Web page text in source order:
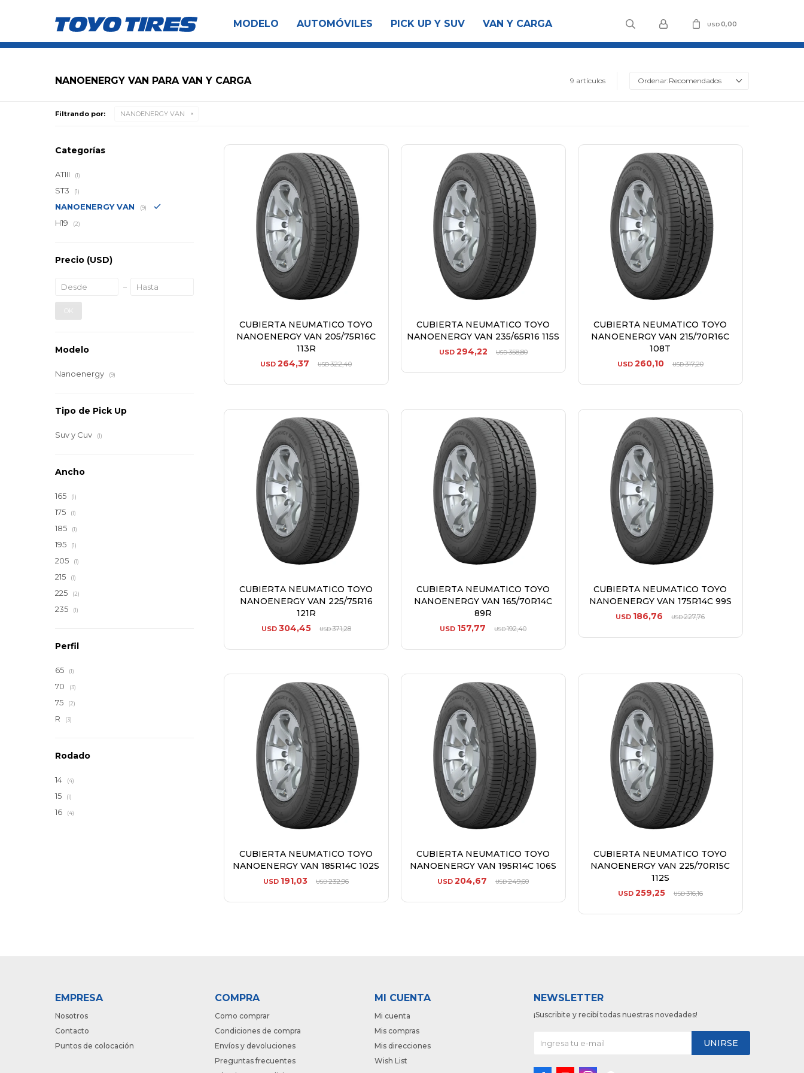
MODELO AUTOMÓVILES PICK UP Y SUV VAN Y CARGA USD0,00
NANOENERGY VAN PARA VAN Y CARGA 9 artículos Recomendados
Filtrando por: NANOENERGY VAN
CUBIERTA NEUMATICO TOYO
NANOENERGY VAN 205/75R16C
113R
USD 264,37 USD322,40
CUBIERTA NEUMATICO TOYO
NANOENERGY VAN 235/65R16 115S
USD 294,22 USD358,80
CUBIERTA NEUMATICO TOYO
NANOENERGY VAN 215/70R16C
108T
USD 260,10 USD317,20
CUBIERTA NEUMATICO TOYO
NANOENERGY VAN 225/75R16
121R
USD 304,45 USD371,28
CUBIERTA NEUMATICO TOYO
NANOENERGY VAN 165/70R14C
89R
USD 157,77 USD192,40
CUBIERTA NEUMATICO TOYO
NANOENERGY VAN 175R14C 99S
USD 186,76 USD227,76
CUBIERTA NEUMATICO TOYO
NANOENERGY VAN 185R14C 102S
USD 191,03 USD232,96
CUBIERTA NEUMATICO TOYO
NANOENERGY VAN 195R14C 106S
USD 204,67 USD249,60
CUBIERTA NEUMATICO TOYO
NANOENERGY VAN 225/70R15C
112S
USD 259,25 USD316,16
Categorías
ATIII (1)
ST3 (1)
NANOENERGY VAN (9)
H19 (2)
Precio (USD)
OK
Modelo
Nanoenergy (9)
Tipo de Pick Up
Suv y Cuv (1)
Ancho
165 (1)
175 (1)
185 (1)
195 (1)
205 (1)
215 (1)
225 (2)
235 (1)
Perfil
65 (1)
70 (3)
75 (2)
R (3)
Rodado
14 (4)
15 (1)
16 (4)
EMPRESA
Nosotros
Contacto
Puntos de colocación
COMPRA
Como comprar
Condiciones de compra
Envíos y devoluciones
Preguntas frecuentes
MI CUENTA
Mi cuenta
Mis compras
Mis direcciones
Wish List
NEWSLETTER
¡Suscribite y recibí todas nuestras novedades!
UNIRSE